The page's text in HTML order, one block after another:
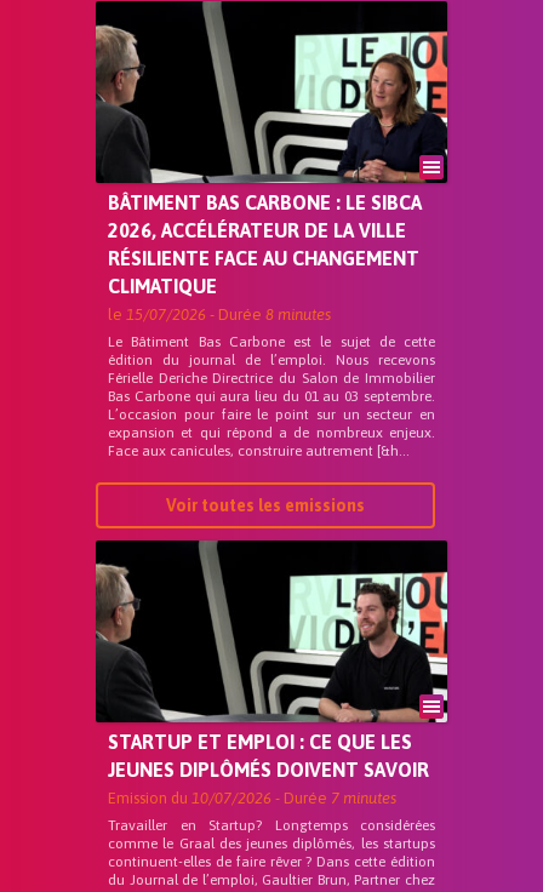
BÂTIMENT BAS CARBONE : LE SIBCA
2026, ACCÉLÉRATEUR DE LA VILLE
RÉSILIENTE FACE AU CHANGEMENT
CLIMATIQUE
le 15/07/2026 - Durée 8 minutes
Le Bâtiment Bas Carbone est le sujet de cette
édition du journal de l’emploi. Nous recevons
Férielle Deriche Directrice du Salon de Immobilier
Bas Carbone qui aura lieu du 01 au 03 septembre.
L’occasion pour faire le point sur un secteur en
expansion et qui répond a de nombreux enjeux.
Face aux canicules, construire autrement [&h...
Voir toutes les emissions
STARTUP ET EMPLOI : CE QUE LES
JEUNES DIPLÔMÉS DOIVENT SAVOIR
Emission du 10/07/2026 - Durée 7 minutes
Travailler en Startup? Longtemps considérées
comme le Graal des jeunes diplômés, les startups
continuent-elles de faire rêver ? Dans cette édition
du Journal de l’emploi, Gaultier Brun, Partner chez